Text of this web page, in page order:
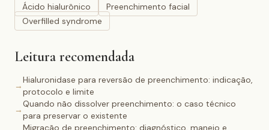
Ácido hialurônico
Preenchimento facial
Overfilled syndrome
Leitura recomendada
→
Hialuronidase para reversão de preenchimento: indicação,
protocolo e limite
→
Quando não dissolver preenchimento: o caso técnico
para preservar o existente
Migração de preenchimento: diagnóstico, manejo e